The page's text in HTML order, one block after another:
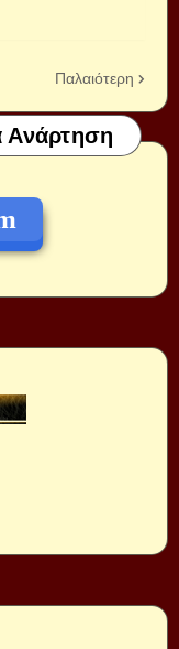
Παλαιότερη
Ανάρτηση